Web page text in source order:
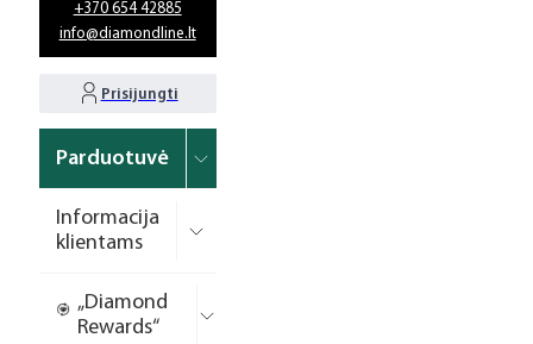
+370 654 42885
info@diamondline.lt
Prisijungti
Parduotuvė
Informacija
klientams
„Diamond
Rewards“